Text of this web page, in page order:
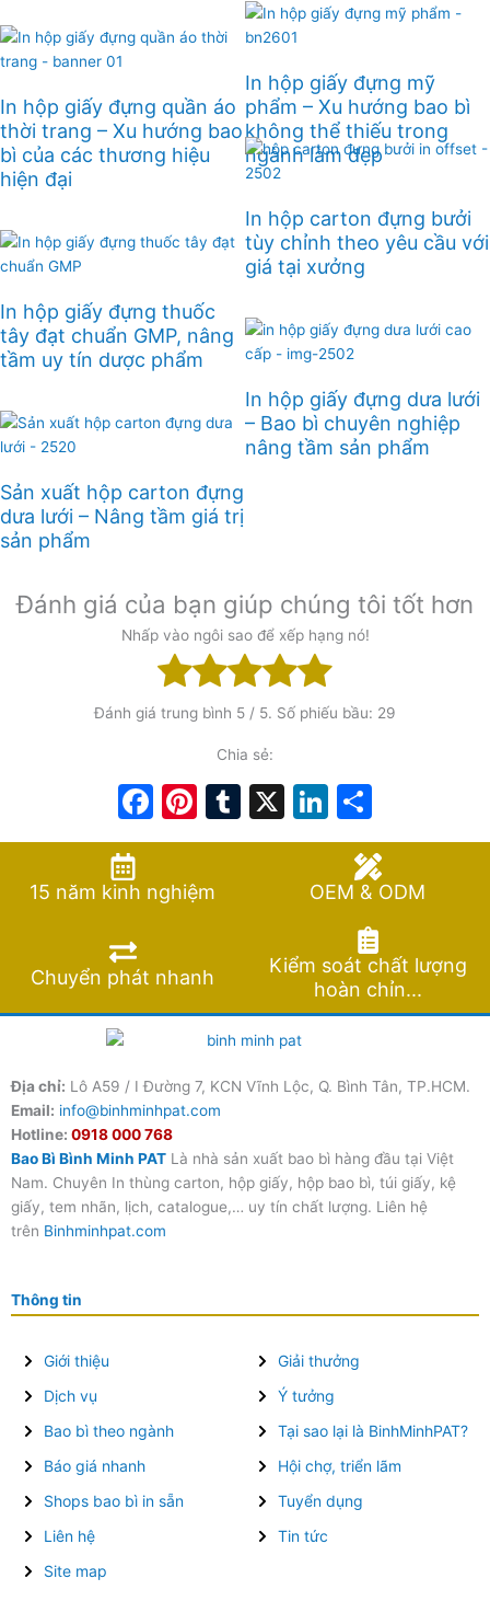
In hộp giấy đựng quần áo
thời trang – Xu hướng bao
bì của các thương hiệu
hiện đại
In hộp giấy đựng mỹ
phẩm – Xu hướng bao bì
không thể thiếu trong
ngành làm đẹp
In hộp giấy đựng thuốc
tây đạt chuẩn GMP, nâng
tầm uy tín dược phẩm
In hộp carton đựng bưởi
tùy chỉnh theo yêu cầu với
giá tại xưởng
Sản xuất hộp carton đựng
dưa lưới – Nâng tầm giá trị
sản phẩm
In hộp giấy đựng dưa lưới
– Bao bì chuyên nghiệp
nâng tầm sản phẩm
Đánh giá của bạn giúp chúng tôi tốt hơn
Nhấp vào ngôi sao để xếp hạng nó!
Đánh giá trung bình 5 / 5. Số phiếu bầu: 29
Chia sẻ:
Facebook
Pinterest
Tumblr
X LinkedIn
15 năm kinh nghiệm OEM & ODM
Chuyển phát nhanh
Kiểm soát chất lượng
hoàn chỉn...
Địa chỉ: Lô A59 / I Đường 7, KCN Vĩnh Lộc, Q. Bình Tân, TP.HCM.
Email: info@binhminhpat.com
Hotline: 0918 000 768
Bao Bì Bình Minh PAT Là nhà sản xuất bao bì hàng đầu tại Việt
Nam. Chuyên In thùng carton, hộp giấy, hộp bao bì, túi giấy, kệ
giấy, tem nhãn, lịch, catalogue,… uy tín chất lượng. Liên hệ
trên Binhminhpat.com
Thông tin
Giới thiệu
Dịch vụ
Bao bì theo ngành
Báo giá nhanh
Shops bao bì in sẵn
Liên hệ
Site map
Giải thưởng
Ý tưởng
Tại sao lại là BinhMinhPAT?
Hội chợ, triển lãm
Tuyển dụng
Tin tức